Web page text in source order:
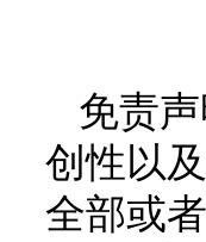
免责
创性以
全部或